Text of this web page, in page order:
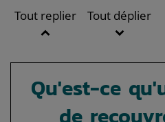
Tout replier
Tout déplier
Qu'est-ce